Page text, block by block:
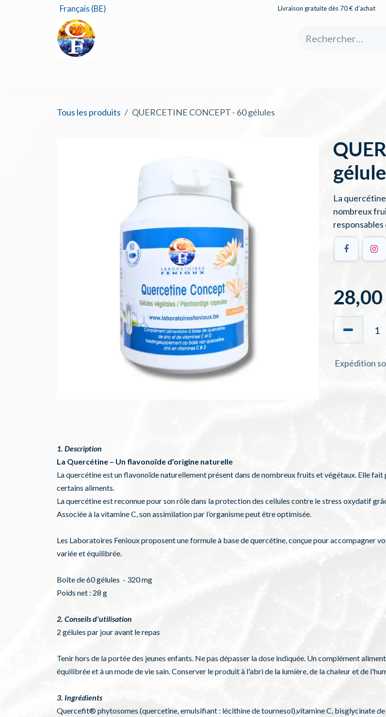
Se rendre au contenu
Français (BE) Livraison gratuite dès 70 € d’achat
Tous les produits QUERCETINE CONCEPT - 60 gélules
La
nombreux
28,00
Expédition
1. Description
La Quercétine – Un flavonoïde d’origine naturelle
La quercétine est un flavonoïde naturellement présent dans de nombreux fruits et végétaux. Elle
certains aliments.
La quercétine est reconnue pour son rôle dans la protection des cellules contre le stress oxydatif
Associée à la vitamine C, son assimilation par l’organisme peut être optimisée.
Les Laboratoires Fenioux proposent une formule à base de quercétine, conçue pour accompagner
variée et équilibrée.
Boîte de 60 gélules - 320 mg
Poids net : 28 g
2. Conseils d'utilisation
2 gélules par jour avant le repas
Tenir hors de la portée des jeunes enfants. Ne pas dépasser la dose indiquée. Un complément
équilibrée et à un mode de vie sain. Conserver le produit à l'abri de la lumière, de la chaleur et de
3. Ingrédients
Quercefit® phytosomes (quercetine, emulsifiant : lécithine de tournesol),vitamine C, bisglycinate